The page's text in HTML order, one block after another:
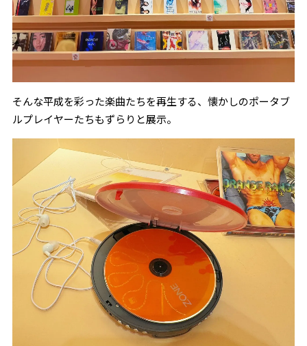
そんな平成を彩った楽曲たちを再生する、懐かしのポータブ
ルプレイヤーたちもずらりと展示。